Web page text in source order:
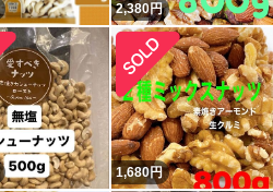
2,380円
1,680円